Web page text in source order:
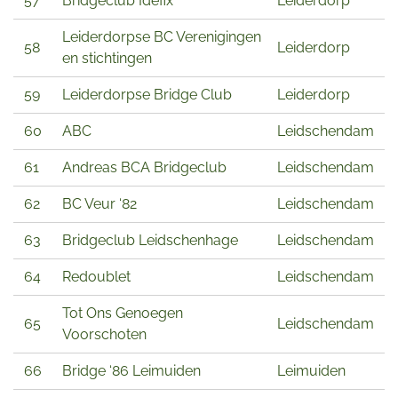
58
Leiderdorpse BC Verenigingen
en stichtingen
Leiderdorp
59 Leiderdorpse Bridge Club Leiderdorp
60 ABC Leidschendam
61 Andreas BCA Bridgeclub Leidschendam
62 BC Veur ‘82 Leidschendam
63 Bridgeclub Leidschenhage Leidschendam
64 Redoublet Leidschendam
65
Tot Ons Genoegen
Voorschoten
Leidschendam
66 Bridge ‘86 Leimuiden Leimuiden